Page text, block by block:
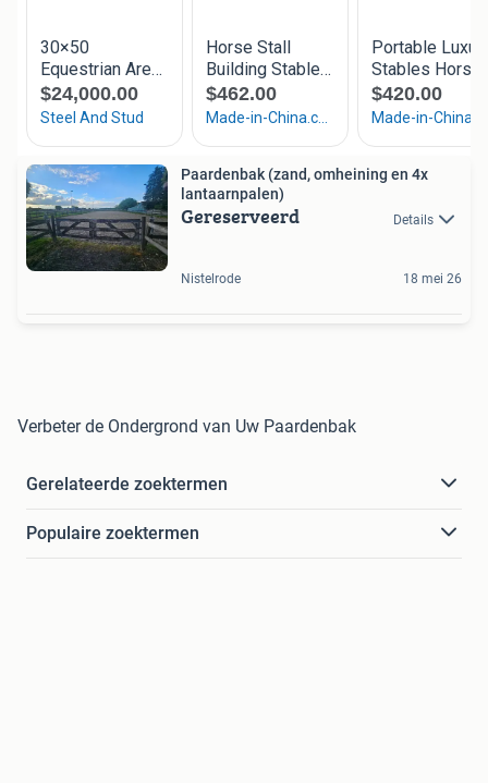
Paardenbak (zand, omheining en 4x
lantaarnpalen)
Gereserveerd Details
Nistelrode 18 mei 26
Verbeter de Ondergrond van Uw Paardenbak
Gerelateerde zoektermen
Populaire zoektermen